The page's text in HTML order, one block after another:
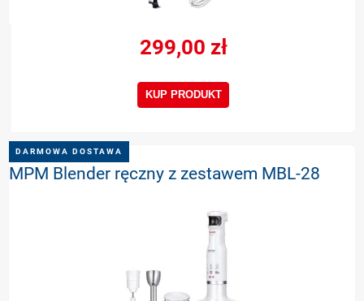
299,00 zł
KUP PRODUKT
MPM Blender ręczny z zestawem MBL-28
DARMOWA DOSTAWA